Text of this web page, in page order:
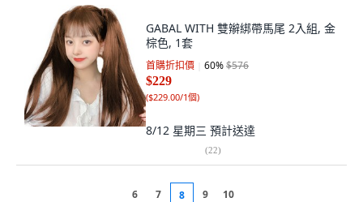
GABAL WITH 雙辮綁帶馬尾 2入組, 金
棕色, 1套
首購折扣價 60%$576
$229
($229.00/1個)
8/12 星期三 預計送達
(22)
6 7 8 9 10